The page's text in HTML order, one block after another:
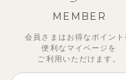
MEMBER
会員さまはお得なポイント
便利な マイページを
ご利用いただけます。